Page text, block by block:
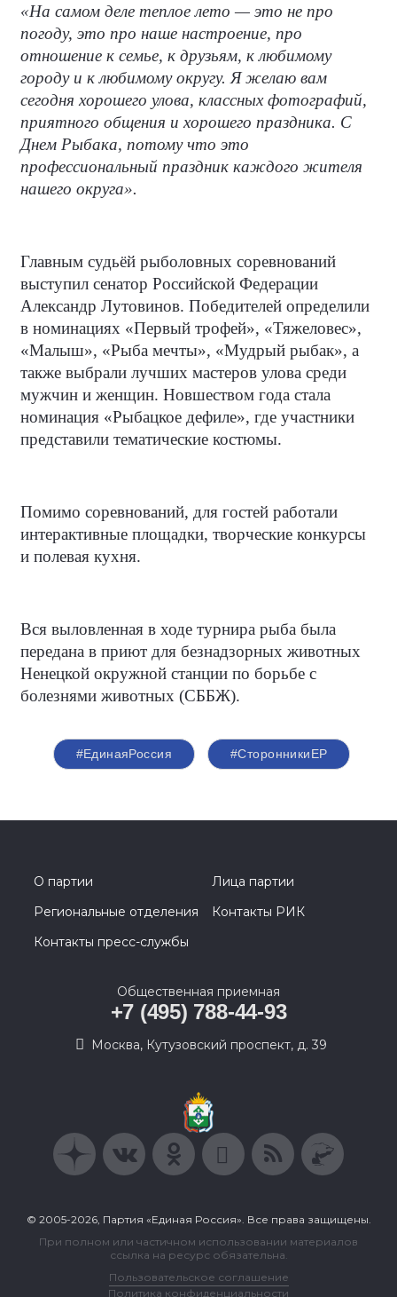
«На самом деле теплое лето — это не про
погоду, это про наше настроение, про
отношение к семье, к друзьям, к любимому
городу и к любимому округу. Я желаю вам
сегодня хорошего улова, классных фотографий,
приятного общения и хорошего праздника. С
Днем Рыбака, потому что это
профессиональный праздник каждого жителя
нашего округа».
Главным судьёй рыболовных соревнований
выступил сенатор Российской Федерации
Александр Лутовинов. Победителей определили
в номинациях «Первый трофей», «Тяжеловес»,
«Малыш», «Рыба мечты», «Мудрый рыбак», а
также выбрали лучших мастеров улова среди
мужчин и женщин. Новшеством года стала
номинация «Рыбацкое дефиле», где участники
представили тематические костюмы.
Помимо соревнований, для гостей работали
интерактивные площадки, творческие конкурсы
и полевая кухня.
Вся выловленная в ходе турнира рыба была
передана в приют для безнадзорных животных
Ненецкой окружной станции по борьбе с
болезнями животных (СББЖ).
#ЕдинаяРоссия #СторонникиЕР
О партии
Лица партии
Региональные отделения
Контакты РИК
Контакты пресс-службы
Общественная приемная
+7 (495) 788-44-93
Москва, Кутузовский проспект, д. 39
© 2005-2026, Партия «Единая Россия». Все права защищены.
При полном или частичном использовании материалов
ссылка на ресурс обязательна.
Пользовательское соглашение
Политика конфиденциальности